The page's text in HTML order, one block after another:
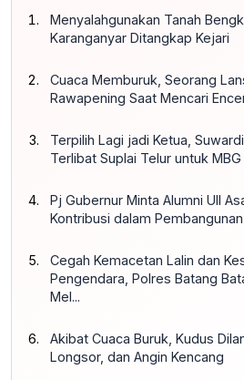
Menyalahgunakan Tanah
Karanganyar Ditangkap Kejari
Cuaca Memburuk, Seorang
Rawapening Saat Mencari
Terpilih Lagi jadi Ketua,
Terlibat Suplai Telur untuk MBG
Pj Gubernur Minta Alumni UII
Kontribusi dalam
Cegah Kemacetan Lalin dan
Pengendara, Polres Batang
Mel...
Akibat Cuaca Buruk, Kudus
Longsor, dan Angin Kencang